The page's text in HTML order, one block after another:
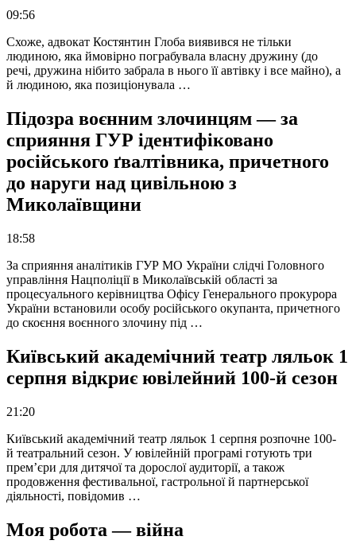
09:56
Схоже, адвокат Костянтин Глоба виявився не тільки
людиною, яка ймовірно пограбувала власну дружину (до
речі, дружина нібито забрала в нього її автівку і все майно), а
й людиною, яка позиціонувала …
Підозра воєнним злочинцям — за
сприяння ГУР ідентифіковано
російського ґвалтівника, причетного
до наруги над цивільною з
Миколаївщини
18:58
За сприяння аналітиків ГУР МО України слідчі Головного
управління Нацполіції в Миколаївській області за
процесуального керівництва Офісу Генерального прокурора
України встановили особу російського окупанта, причетного
до скоєння воєнного злочину під …
Київський академічний театр ляльок 1
серпня відкриє ювілейний 100-й сезон
21:20
Київський академічний театр ляльок 1 серпня розпочне 100-
й театральний сезон. У ювілейній програмі готують три
прем’єри для дитячої та дорослої аудиторії, а також
продовження фестивальної, гастрольної й партнерської
діяльності, повідомив …
Моя робота — війна